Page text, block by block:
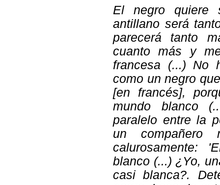
El negro quiere
antillano será
parecerá tanto
cuanto más y
francesa (...) No
como un negro
[en francés],
mundo blanco
paralelo entre la
un compañero
calurosamente:
blanco (...) ¿Yo,
casi blanca?.